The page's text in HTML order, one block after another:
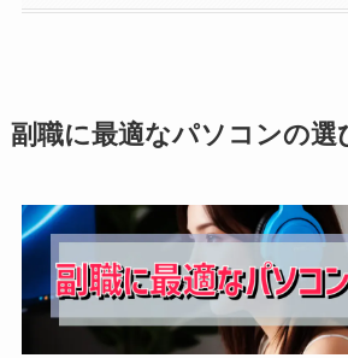
副職に最適なパソコンの選